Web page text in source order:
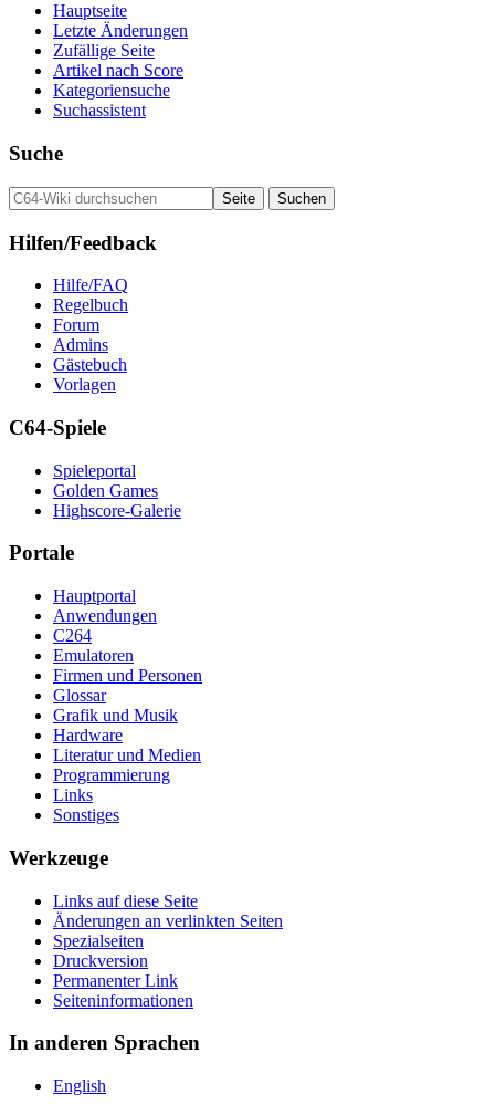
Hauptseite
Letzte Änderungen
Zufällige Seite
Artikel nach Score
Kategoriensuche
Suchassistent
Suche
Hilfen/Feedback
Hilfe/FAQ
Regelbuch
Forum
Admins
Gästebuch
Vorlagen
C64-Spiele
Spieleportal
Golden Games
Highscore-Galerie
Portale
Hauptportal
Anwendungen
C264
Emulatoren
Firmen und Personen
Glossar
Grafik und Musik
Hardware
Literatur und Medien
Programmierung
Links
Sonstiges
Werkzeuge
Links auf diese Seite
Änderungen an verlinkten Seiten
Spezialseiten
Druckversion
Permanenter Link
Seiten­­informationen
In anderen Sprachen
English